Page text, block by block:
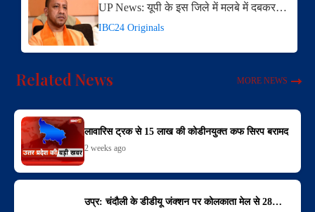
UP News: यूपी के इस जिले में मलबे में दबकर…
IBC24 Originals
Related News MORE NEWS
लावारिस ट्रक से 15 लाख की कोडीनयुक्त कफ सिरप बरामद
2 weeks ago
उप्र: चंदौली के डीडीयू जंक्शन पर कोलकाता मेल से 28…